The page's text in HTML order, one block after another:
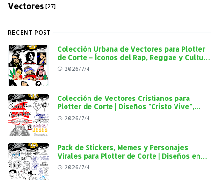
Vectores [27]
RECENT POST
Colección Urbana de Vectores para Plotter
de Corte – Íconos del Rap, Reggae y Cultura
Street en Alta Calidad
2026/7/4
Colección de Vectores Cristianos para
Plotter de Corte | Diseños "Cristo Vive",
"Jesús Vive" y Virgen de Guadalupe en Alta
Calidad
2026/7/4
Pack de Stickers, Memes y Personajes
Virales para Plotter de Corte | Diseños en
Alta Calidad
2026/7/4